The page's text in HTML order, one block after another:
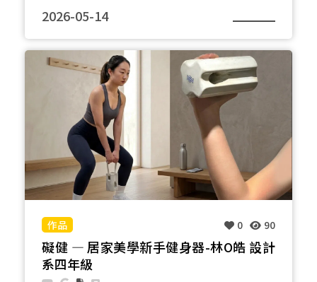
2026-05-14
「劍玉」的核心皿身。設計核心在於視覺、行為與聽
覺的全面轉譯：礙子原有的幾何凹槽，從支撐高壓電
纜的絕緣體，轉化為承接動能的容器。 聲響是本作品
最獨特的感官記憶。 不同於傳統木製劍玉悶沉的撞擊
聲，當木球落入陶瓷皿部時，會發出如古鐘般清脆且
具穿透力的金屬共鳴聲；這種冷冽的陶瓷餘音，與手
握木柄的溫潤觸感形成強烈對比。透過 3D 列印扣件
的精密嵌合，我們媒合了數位製造、工業廢料與傳統
工藝。這不僅是材料的循環利用，更是一場感官實驗
——讓原本靜默於城市高空的電力組件，在玩家的手
中敲擊出當代工業的節奏，重新感知物質在碰撞瞬間
所爆發的生命力。
0 90
礙健 — 居家美學新手健身器-林O皓 設計
系四年級